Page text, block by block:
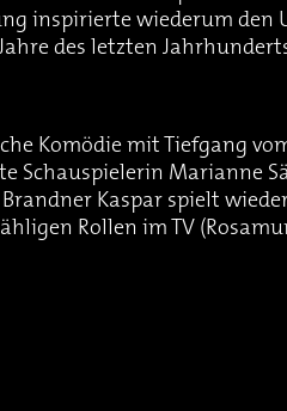
inspirierte wiederum
des letzten
Komödie mit Tiefgang
Schauspielerin Marianne
Kaspar spielt
Rollen im TV